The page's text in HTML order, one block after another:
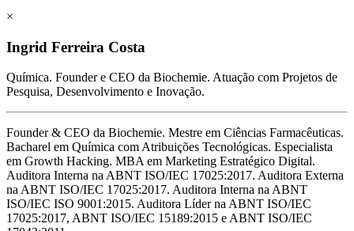
×
Ingrid Ferreira Costa
Química. Founder e CEO da Biochemie. Atuação com Projetos de
Pesquisa, Desenvolvimento e Inovação.
Founder & CEO da Biochemie. Mestre em Ciências Farmacêuticas.
Bacharel em Química com Atribuições Tecnológicas. Especialista
em Growth Hacking. MBA em Marketing Estratégico Digital.
Auditora Interna na ABNT ISO/IEC 17025:2017. Auditora Externa
na ABNT ISO/IEC 17025:2017. Auditora Interna na ABNT
ISO/IEC ISO 9001:2015. Auditora Líder na ABNT ISO/IEC
17025:2017, ABNT ISO/IEC 15189:2015 e ABNT ISO/IEC